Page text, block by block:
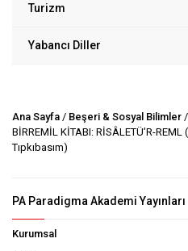
Turizm
Yabancı Diller
Ana Sayfa / Beşeri & Sosyal Bilimler
BİRREMİL KİTABI: RİSÂLETÜ’R-
Tıpkıbasım)
PA Paradigma Akademi Yayınları
Kurumsal